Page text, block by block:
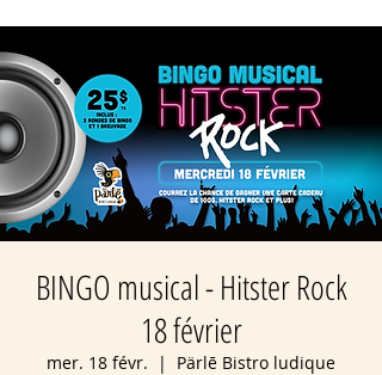
BINGO musical - Hitster Rock
18 février
mer. 18 févr.
  |
Pärlē Bistro ludique